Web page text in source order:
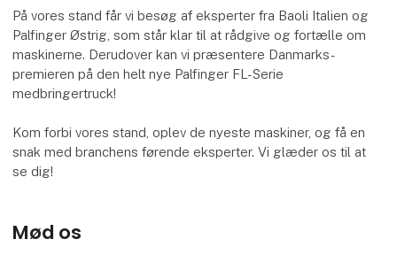
På vores stand får vi besøg af eksperter fra Baoli Italien og
Palfinger Østrig, som står klar til at rådgive og fortælle om
maskinerne. Derudover kan vi præsentere Danmarks-
premieren på den helt nye Palfinger FL-Serie
medbringertruck!
Kom forbi vores stand, oplev de nyeste maskiner, og få en
snak med branchens førende eksperter. Vi glæder os til at
se dig!
Mød os